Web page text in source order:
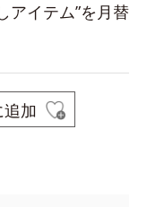
アイテム”を月替
加